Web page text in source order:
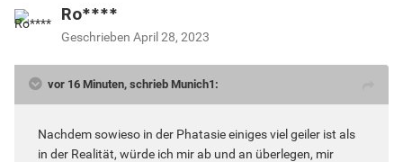
Ro****
Geschrieben April 28, 2023
vor 16 Minuten, schrieb Munich1:
Nachdem sowieso in der Phatasie einiges viel geiler ist als
in der Realität, würde ich mir ab und an überlegen, mir